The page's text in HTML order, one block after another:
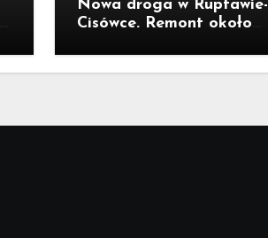
Nowa droga w Ruptawie-
Cisówce. Remont około
Traugutta kosztował pół